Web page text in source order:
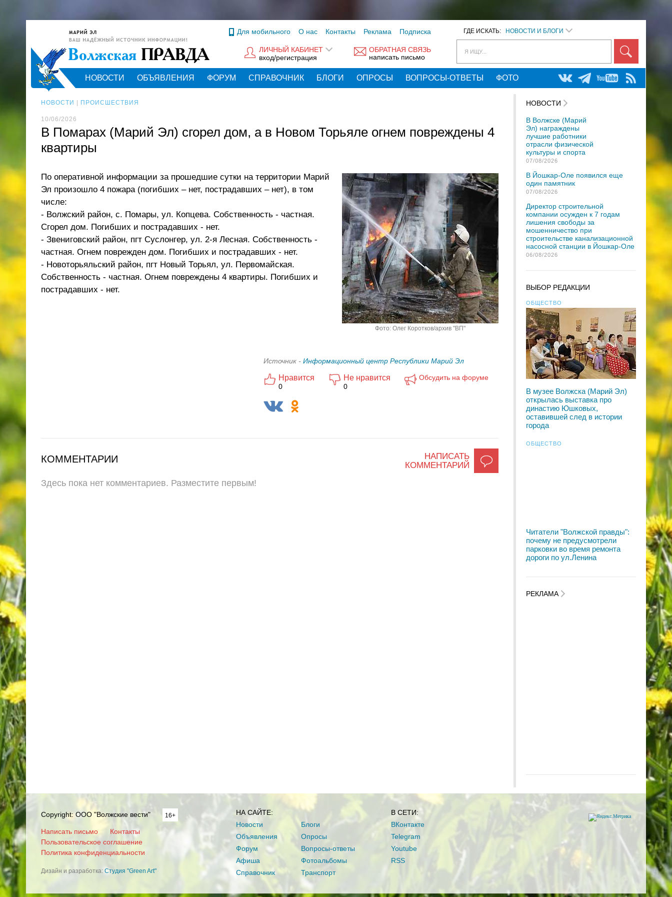
ГДЕ ИСКАТЬ: НОВОСТИ И БЛОГИ
Я ИЩУ...
Для мобильного О нас Контакты Реклама Подписка
ОБРАТНАЯ СВЯЗЬ
написать письмо
ЛИЧНЫЙ КАБИНЕТ
вход/регистрация
НОВОСТИ ОБЪЯВЛЕНИЯ ФОРУМ СПРАВОЧНИК БЛОГИ ОПРОСЫ ВОПРОСЫ-ОТВЕТЫ ФОТО
НОВОСТИ ПРОИСШЕСТВИЯ
10/06/2026
В Помарах (Марий Эл) сгорел дом, а в Новом Торьяле огнем повреждены 4
квартиры
Фото: Олег Коротков/архив "ВП"
По оперативной информации за прошедшие сутки на территории Марий
Эл произошло 4 пожара (погибших – нет, пострадавших – нет), в том
числе:
- Волжский район, с. Помары, ул. Копцева. Собственность - частная.
Сгорел дом. Погибших и пострадавших - нет.
- Звениговский район, пгт Суслонгер, ул. 2-я Лесная. Собственность -
частная. Огнем поврежден дом. Погибших и пострадавших - нет.
- Новоторьяльский район, пгт Новый Торьял, ул. Первомайская.
Собственность - частная. Огнем повреждены 4 квартиры. Погибших и
пострадавших - нет.
Источник - Информационный центр Республики Марий Эл
Нравится
0
Не нравится
0
Обсудить на форуме
НАПИСАТЬ
КОММЕНТАРИЙ
КОММЕНТАРИИ
Здесь пока нет комментариев. Разместите первым!
НОВОСТИ
В Волжске (Марий
Эл) награждены
лучшие работники
отрасли физической
культуры и спорта
07/08/2026
В Йошкар-Оле появился еще
один памятник
07/08/2026
Директор строительной
компании осужден к 7 годам
лишения свободы за
мошенничество при
строительстве канализационной
насосной станции в Йошкар-Оле
06/08/2026
ВЫБОР РЕДАКЦИИ
ОБЩЕСТВО
В музее Волжска (Марий Эл)
открылась выставка про
династию Юшковых,
оставившей след в истории
города
ОБЩЕСТВО
Читатели "Волжской правды":
почему не предусмотрели
парковки во время ремонта
дороги по ул.Ленина
РЕКЛАМА
Copyright: ООО "Волжские вести" 16+
Написать письмо
Контакты
Пользовательское соглашение
Политика конфиденциальности
Дизайн и разработка: Студия "Green Art"
НА САЙТЕ:
Новости
Объявления
Форум
Афиша
Справочник
Блоги
Опросы
Вопросы-ответы
Фотоальбомы
Транспорт
В СЕТИ:
ВКонтакте
Telegram
Youtube
RSS